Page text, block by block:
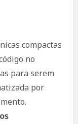
compactas
no
para serem
por